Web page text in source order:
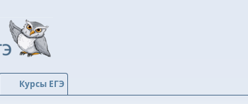
Курсы ЕГЭ